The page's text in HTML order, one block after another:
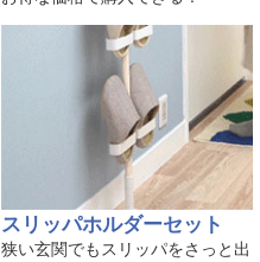
スリッパホルダーセット
狭い玄関でもスリッパをさっと出